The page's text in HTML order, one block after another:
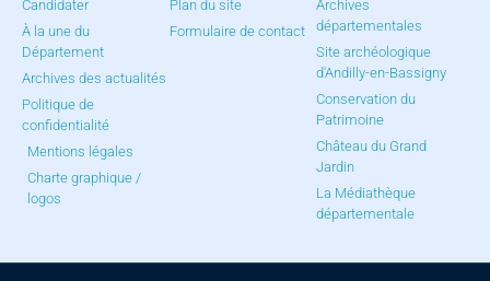
Candidater
À la une du
Département
Archives des actualités
Politique de
confidentialité
Mentions légales
Charte graphique /
logos
Plan du site
Formulaire de contact
Archives
départementales
Site archéologique
d'Andilly-en-Bassigny
Conservation du
Patrimoine
Château du Grand
Jardin
La Médiathèque
départementale